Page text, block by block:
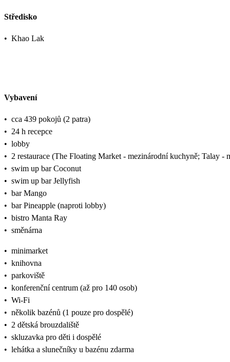
Středisko
• Khao Lak
Vybavení
• cca 439 pokojů (2 patra)
• 24 h recepce
• lobby
• 2 restaurace (The Floating Market - mezinárodní kuchyně; Talay -
• swim up bar Coconut
• swim up bar Jellyfish
• bar Mango
• bar Pineapple (naproti lobby)
• bistro Manta Ray
• směnárna
• minimarket
• knihovna
• parkoviště
• konferenční centrum (až pro 140 osob)
• Wi-Fi
• několik bazénů (1 pouze pro dospělé)
• 2 dětská brouzdaliště
• skluzavka pro děti i dospělé
• lehátka a slunečníky u bazénu zdarma